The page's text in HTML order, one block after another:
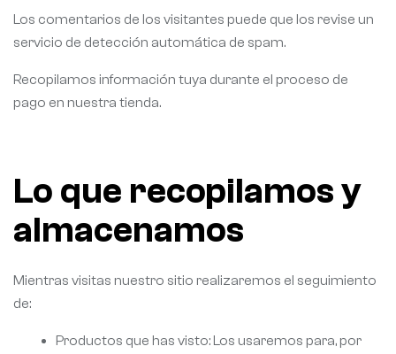
Los comentarios de los visitantes puede que los revise un
servicio de detección automática de spam.
Recopilamos información tuya durante el proceso de
pago en nuestra tienda.
Lo que recopilamos y
almacenamos
Mientras visitas nuestro sitio realizaremos el seguimiento
de:
Productos que has visto: Los usaremos para, por